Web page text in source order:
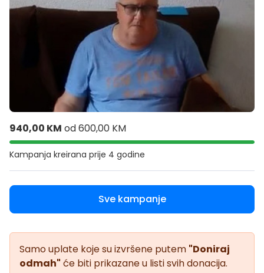
940,00 KM od600,00 KM
Kampanja kreirana prije 4 godine
Sve kampanje
Samo uplate koje su izvršene putem "Doniraj
odmah" će biti prikazane u listi svih donacija.